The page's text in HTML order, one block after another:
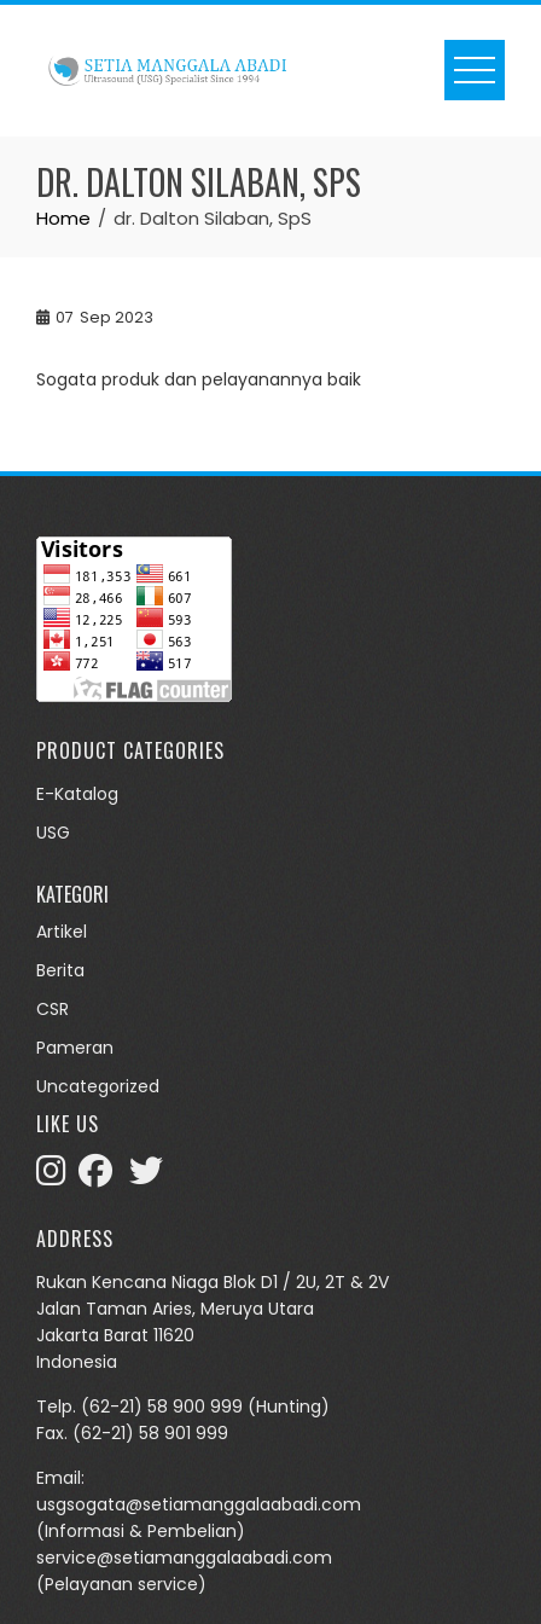
Skip
content
DR. DALTON SILABAN, SPS
Home dr. Dalton Silaban, SpS
07 Sep 2023
Sogata produk dan pelayanannya baik
PRODUCT CATEGORIES
E-Katalog
USG
KATEGORI
Artikel
Berita
CSR
Pameran
Uncategorized
LIKE US
ADDRESS
Rukan Kencana Niaga Blok D1 / 2U, 2T & 2V
Jalan Taman Aries, Meruya Utara
Jakarta Barat 11620
Indonesia
Telp. (62-21) 58 900 999 (Hunting)
Fax. (62-21) 58 901 999
Email:
usgsogata@setiamanggalaabadi.com
(Informasi & Pembelian)
service@setiamanggalaabadi.com
(Pelayanan service)